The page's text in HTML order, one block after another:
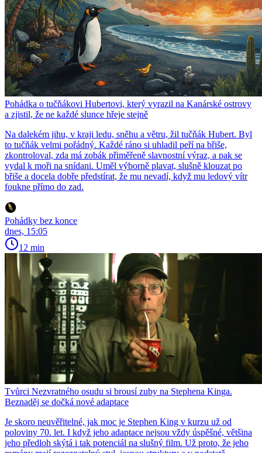
Pohádka o tučňákovi Hubertovi, který vyrazil na Kanárské ostrovy
a zjistil, že ne každé slunce hřeje stejně
Na dalekém jihu, v kraji ledu, sněhu a větru, žil tučňák Hubert. Byl
to tučňák velmi pořádný. Každé ráno si uhladil peří na břiše,
zkontroloval, zda má zobák přiměřeně slavnostní výraz, a pak se
vydal k moři na snídani. Uměl výborně plavat, slušně klouzat po
břiše a docela dobře předstírat, že mu nevadí, když mu ledový vítr
foukne přímo do zad.
Pohádky bez konce
dnes, 15:05
12 min
Tvůrci Nezvratného osudu si brousí zuby na Stephena Kinga.
Beznaděj se dočká nové adaptace
Je skoro neuvěřitelné, jak moc je Stephen King v kurzu už od
poloviny 70. let. I když jeho adaptace nejsou vždy úspěšné, většina
jeho předloh skýtá i tak potenciál na slušný film. Už proto, že jeho